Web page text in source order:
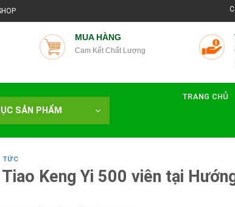
Cam Kết Sản Shẩm
MUA HÀNG
Cam Kết Chất Lượng
SẢN PHẨM
TRANG CHỦ
TỨC
Tiao Keng Yi 500 viên tại